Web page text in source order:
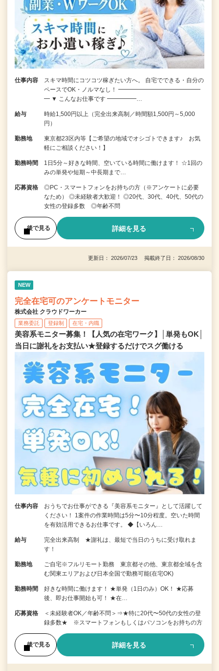
仕事内容
スキマ時間にコツコツ稼ぎたい方へ。 自宅でできる・自分の
ペースでOK・ノルマなし！ ━━━━━━━━━━━━━━
━ ▼ こんなお仕事です ━━━━━…
給与
時給1,500円以上（完全出来高制／時間額1,500円～5,000
円）
勤務地
東京都23区内等【ご希望の地域でオシゴトできます♪ お気
軽にご相談ください！】
勤務時間
1日5分～好きな時間、空いている時間に働けます！ ☆1回の
みの単発や短期～中長期まで…
応募資格
◎PC・スマートフォンをお持ちの方（※アンケートに必要
なため） ◎未経験者大歓迎！ ◎20代、30代、40代、50代の
女性の登録多数 ◎年齢不問
後で見る 詳細を見る
更新日： 2026/07/23 掲載終了日： 2026/08/30
NEW
完全在宅可のアンケートモニター
株式会社 クラウドワーカー
業務委託 登録制 在宅・内職
美容系モニター募集！【人気の在宅ワーク】│単発もOK│
当日に謝礼をお支払い★登録するだけでスグ働ける
仕事内容
おうちでお仕事ができる『美容系モニター』として活躍して
ください！ 1案件の作業時間は5分〜10分程度。空いた時間
を有効活用できるお仕事です。 ◆【いろん…
給与
完全出来高制 ★謝礼は、最短で当日のうちに受け取れま
す！
勤務地
ご自宅※フルリモート勤務 東京都その他、東京都全域を含
む関東エリアおよび日本全国で勤務可能(在宅OK)
勤務時間
好きな時間に働けます！ ★単発（1日のみ）OK！ ★応募
後、即お仕事開始も可！ ★在…
応募資格
＜未経験者OK／年齢不問＞⇒★特に20代〜50代の女性の登
録多数★ ※スマートフォンもしくはパソコンをお持ちの方
後で見る 詳細を見る